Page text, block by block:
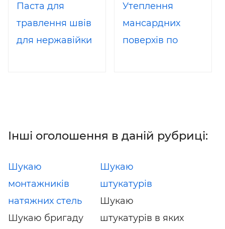
Паста для
травлення швів
для нержавійки
Утеплення
мансардних
поверхів по
висоеффективно
Інші оголошення в даній рубриці:
Шукаю
монтажників
натяжних стель
Шукаю бригаду
Шукаю
штукатурів
Шукаю
штукатурів в яких